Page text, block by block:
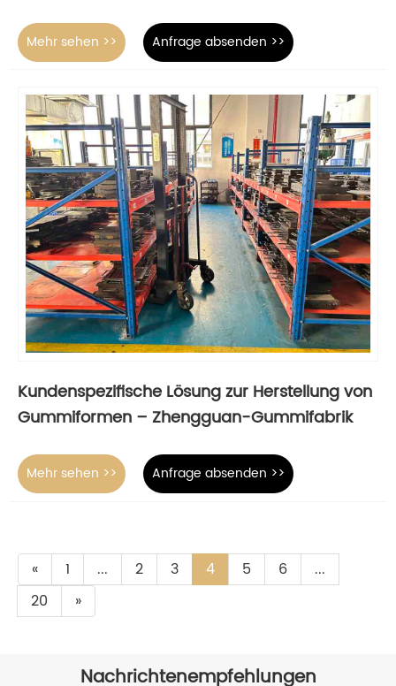
Mehr sehen >> Anfrage absenden >>
Kundenspezifische Lösung zur Herstellung von
Gummiformen – Zhengguan-Gummifabrik
Mehr sehen >> Anfrage absenden >>
« 1 ... 2 3 4 5 6
...
20
»
Nachrichtenempfehlungen